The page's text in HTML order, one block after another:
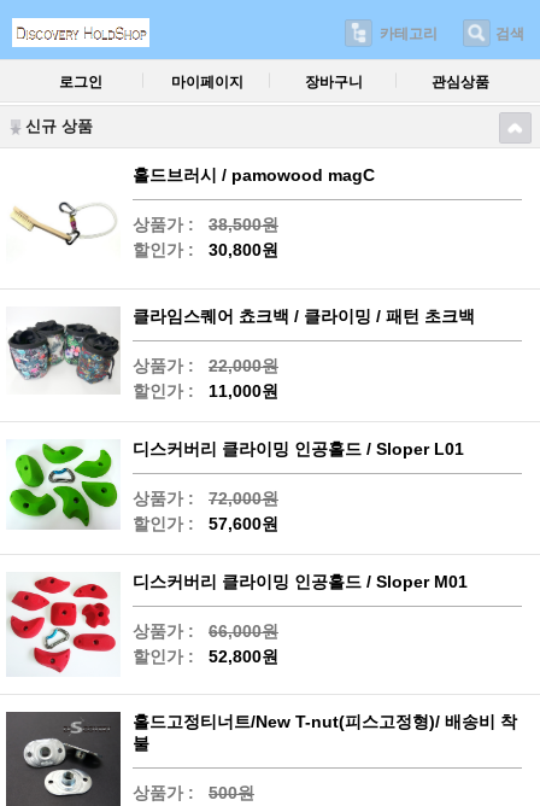
카테고리 검색
로그인 마이페이지 장바구니 관심상품
신규 상품
홀드브러시 / pamowood magC
상품가 :
38,500원
할인가 :
30,800원
클라임스퀘어 쵸크백 / 클라이밍 / 패턴 초크백
상품가 :
22,000원
할인가 :
11,000원
디스커버리 클라이밍 인공홀드 / Sloper L01
상품가 :
72,000원
할인가 :
57,600원
디스커버리 클라이밍 인공홀드 / Sloper M01
상품가 :
66,000원
할인가 :
52,800원
홀드고정티너트/New T-nut(피스고정형)/ 배송비 착
불
상품가 :
500원